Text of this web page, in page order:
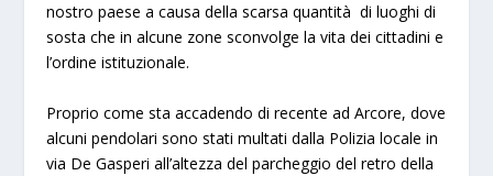
nostro paese a causa della scarsa quantità di luoghi di
sosta che in alcune zone sconvolge la vita dei cittadini e
l’ordine istituzionale.
Proprio come sta accadendo di recente ad Arcore, dove
alcuni pendolari sono statimultati dalla Polizia locale in
via De Gasperi all’altezza del parcheggio del retro della